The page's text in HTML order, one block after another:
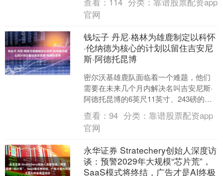
的黄金时刻。公开场合的真....
官网
钱坛子 丹尼·格林为雄鹿制定以科怀
·伦纳德为核心的计划以留住吉安尼
斯·阿德托昆博
密尔沃基雄鹿队面临着一个难题，他们
需要在未来几个月内解决名叫吉安尼斯·
阿德托昆博的6英尺11英寸、243磅的球
员问题。在篮球历史上，“The Greek
Fre....
查看：94 分类：靠谱股票配资app
官网
永华证券 Stratechery创始人深度访
谈：预警2029年大规模“芯片荒”，
SaaS模式将终结，广告才是AI终极